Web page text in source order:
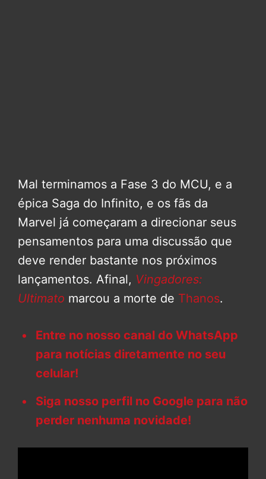
Mal terminamos a Fase 3 do MCU, e a
épica Saga do Infinito, e os fãs da
Marvel já começaram a direcionar seus
pensamentos para uma discussão que
deve render bastante nos próximos
lançamentos. Afinal, Vingadores:
Ultimato marcou a morte de Thanos.
Entre no nosso canal do WhatsApp
para notícias diretamente no seu
celular!
Siga nosso perfil no Google para não
perder nenhuma novidade!